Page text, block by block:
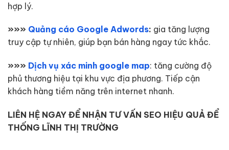
hợp lý.
»»» Quảng cáo Google Adwords: gia tăng lượng
truy cập tự nhiên, giúp bạn bán hàng ngay tức khắc.
»»» Dịch vụ xác minh google map: tăng cường độ
phủ thương hiệu tại khu vực địa phương. Tiếp cận
khách hàng tiềm năng trên internet nhanh.
LIÊN HỆ NGAY ĐỂ NHẬN TƯ VẤN SEO HIỆU QUẢ ĐỂ
THỐNG LĨNH THỊ TRƯỜNG